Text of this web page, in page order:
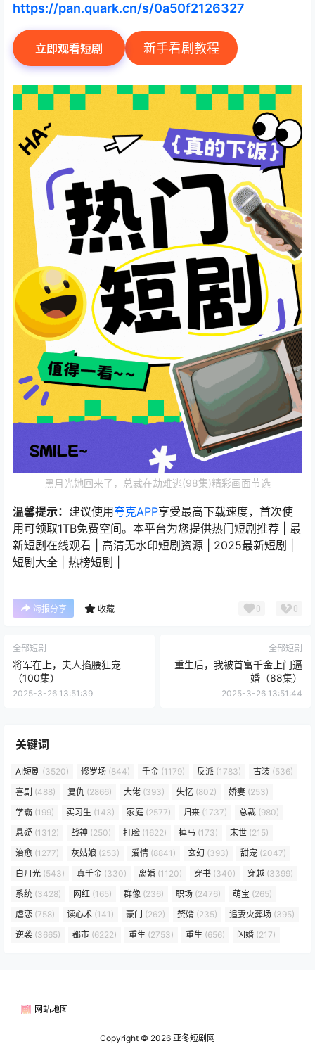
https://pan.quark.cn/s/0a50f2126327
立即观看短剧 新手看剧教程
黑月光她回来了，总裁在劫难逃(98集)精彩画面节选
温馨提示： 建议使用夸克APP享受最高下载速度，首次使
用可领取1TB免费空间。本平台为您提供热门短剧推荐 | 最
新短剧在线观看 | 高清无水印短剧资源 | 2025最新短剧 |
短剧大全 | 热榜短剧 |
海报分享 收藏 0 0
全部短剧
将军在上，夫人掐腰狂宠
（100集）
2025-3-26 13:51:39
全部短剧
重生后，我被首富千金上门逼
婚（88集）
2025-3-26 13:51:44
关键词
AI短剧 (3520) 修罗场 (844) 千金 (1179) 反派 (1783) 古装 (536)
喜剧 (488) 复仇 (2866) 大佬 (393) 失忆 (802) 娇妻 (253)
学霸 (199) 实习生 (143) 家庭 (2577) 归来 (1737) 总裁 (980)
悬疑 (1312) 战神 (250) 打脸 (1622) 掉马 (173) 末世 (215)
治愈 (1277) 灰姑娘 (253) 爱情 (8841) 玄幻 (393) 甜宠 (2047)
白月光 (543) 真千金 (330) 离婚 (1120) 穿书 (340) 穿越 (3399)
系统 (3428) 网红 (165) 群像 (236) 职场 (2476) 萌宝 (265)
虐恋 (758) 读心术 (141) 豪门 (262) 赘婿 (235) 追妻火葬场 (395)
逆袭 (3665) 都市 (6222) 重生 (2753) 重生 (656) 闪婚 (217)
网站地图
Copyright © 2026 亚冬短剧网